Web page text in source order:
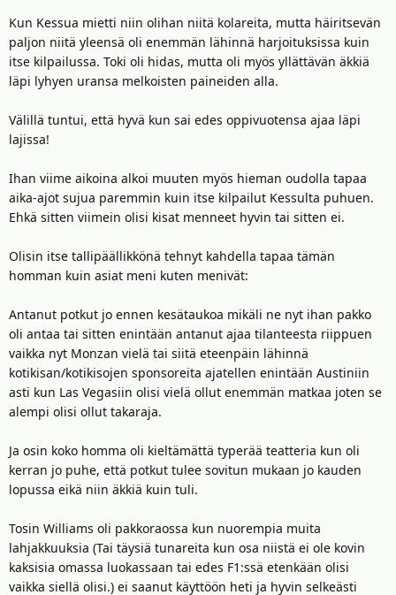
Kun Kessua mietti niin olihan niitä kolareita, mutta häiritsevän
paljon niitä yleensä oli enemmän lähinnä harjoituksissa kuin
itse kilpailussa. Toki oli hidas, mutta oli myös yllättävän äkkiä
läpi lyhyen uransa melkoisten paineiden alla.
Välillä tuntui, että hyvä kun sai edes oppivuotensa ajaa läpi
lajissa!
Ihan viime aikoina alkoi muuten myös hieman oudolla tapaa
aika-ajot sujua paremmin kuin itse kilpailut Kessulta puhuen.
Ehkä sitten viimein olisi kisat menneet hyvin tai sitten ei.
Olisin itse tallipäällikkönä tehnyt kahdella tapaa tämän
homman kuin asiat meni kuten menivät:
Antanut potkut jo ennen kesätaukoa mikäli ne nyt ihan pakko
oli antaa tai sitten enintään antanut ajaa tilanteesta riippuen
vaikka nyt Monzan vielä tai siitä eteenpäin lähinnä
kotikisan/kotikisojen sponsoreita ajatellen enintään Austiniin
asti kun Las Vegasiin olisi vielä ollut enemmän matkaa joten se
alempi olisi ollut takaraja.
Ja osin koko homma oli kieltämättä typerää teatteria kun oli
kerran jo puhe, että potkut tulee sovitun mukaan jo kauden
lopussa eikä niin äkkiä kuin tuli.
Tosin Williams oli pakkoraossa kun nuorempia muita
lahjakkuuksia (Tai täysiä tunareita kun osa niistä ei ole kovin
kaksisia omassa luokassaan tai edes F1:ssä etenkään olisi
vaikka siellä olisi.) ei saanut käyttöön heti ja hyvin selkeästi